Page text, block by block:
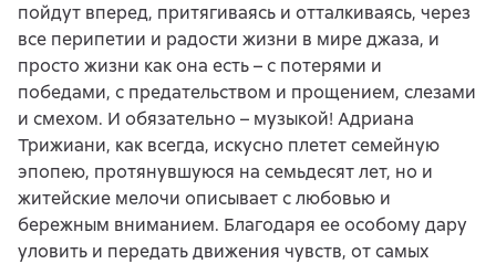
пойдут вперед, притягиваясь и отталкиваясь, через
все перипетии и радости жизни в мире джаза, и
просто жизни как она есть – с потерями и
победами, с предательством и прощением, слезами
и смехом. И обязательно – музыкой! Адриана
Трижиани, как всегда, искусно плетет семейную
эпопею, протянувшуюся на семьдесят лет, но и
житейские мелочи описывает с любовью и
бережным вниманием. Благодаря ее особому дару
уловить и передать движения чувств, от самых